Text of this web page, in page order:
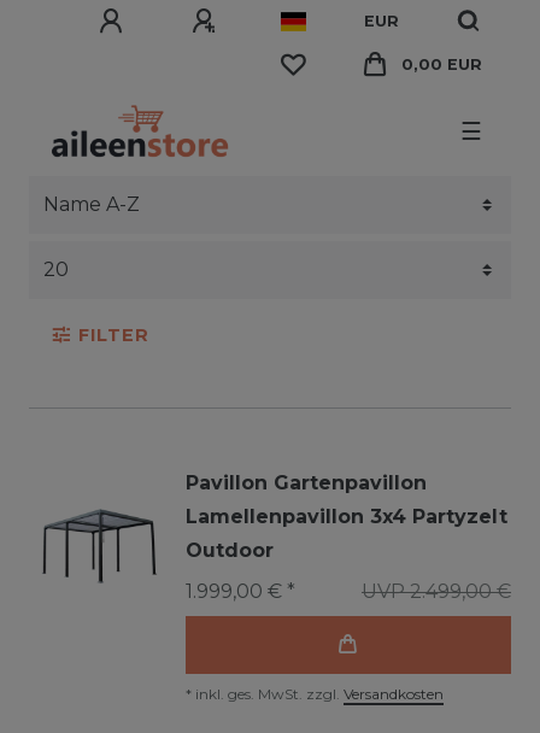
EUR
0,00 EUR
☰
FILTER
Pavillon Gartenpavillon
Lamellenpavillon 3x4 Partyzelt
Outdoor
UVP 2.499,00 €
1.999,00 € *
* inkl. ges. MwSt. zzgl. Versandkosten